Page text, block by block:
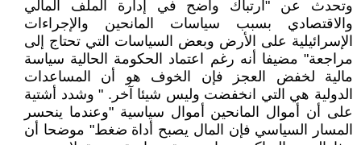
وتحدث عن "ارتباك واضح في إدارة الملف المالي
والاقتصادي بسبب سياسات المانحين والإجراءات
الإسرائيلية على الأرض وبعض السياسات التي تحتاج إلى
مراجعة" مضيفا أنه رغم اعتماد الحكومة الحالية سياسة
مالية لخفض العجز فإن الخوف هو أن المساعدات
الدولية هي التي انخفضت وليس شيئا آخر. " وشدد أشتية
على أن أموال المانحين أموال سياسية "وعندما ينحسر
المسار السياسي فإن المال يصبح أداة ضغط" موضحا أن